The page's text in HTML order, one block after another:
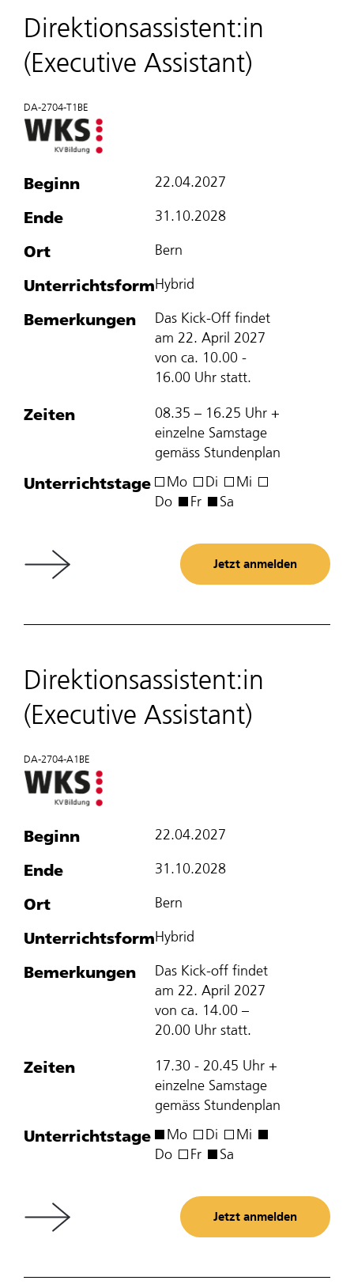
Direktionsassistent:in
(Executive Assistant)
DA-2704-T1BE
Beginn 22.04.2027
Ende 31.10.2028
Ort Bern
UnterrichtsformHybrid
Bemerkungen
Das Kick-Off findet
am 22. April 2027
von ca. 10.00 -
16.00 Uhr statt.
Zeiten
08.35 – 16.25 Uhr +
einzelne Samstage
gemäss Stundenplan
Unterrichtstage Mo Di
Mi
Do
Fr Sa
Jetzt anmelden
Direktionsassistent:in
(Executive Assistant)
DA-2704-A1BE
Beginn 22.04.2027
Ende 31.10.2028
Ort Bern
UnterrichtsformHybrid
Bemerkungen
Das Kick-off findet
am 22. April 2027
von ca. 14.00 –
20.00 Uhr statt.
Zeiten
17.30 - 20.45 Uhr +
einzelne Samstage
gemäss Stundenplan
Unterrichtstage Mo Di
Mi
Do
Fr Sa
Jetzt anmelden